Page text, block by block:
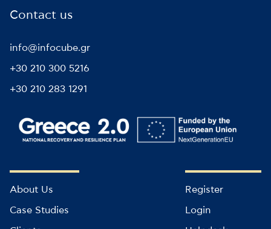
Contact us
info@infocube.gr
+30 210 300 5216
+30 210 283 1291
About Us
Case Studies
Register
Login